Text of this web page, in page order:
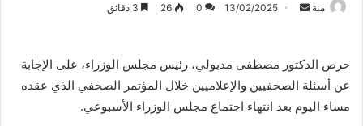
منة
أرسل 13/02/2025
0
26
حرص الدكتور مصطفى مدبولي، رئيس مجلس الوزراء، على الإجابة
عن أسئلة الصحفيين والإعلاميين خلال المؤتمر الصحفي الذي عقده
مساء اليوم بعد انتهاء اجتماع مجلس الوزراء الأسبوعي.